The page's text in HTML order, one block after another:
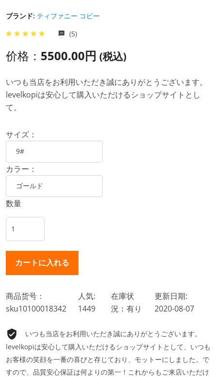
ブランド: ティファニー コピー
(5)
价格： 5500.00円 (税込)
いつも当店をお利用いただき誠にありがとうございます。
levelkopiは安心して購入いただけるショップサイトとし
て。
サイズ：
カラー：
数量
商品货号：
sku10100018342
人気:
1449
在庫状
況：有り
更新日期:
2020-08-07
いつも当店をお利用いただき誠にありがとうございます。
levelkopiは安心して購入いただけるショップサイトとして、いつも
お客様の笑顔を一番の喜びと存じており、モットーにしました。で
すので、品質安心保証は何よりの第一！これからもご来店いただけ